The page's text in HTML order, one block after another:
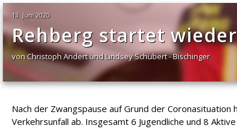
13. Juni 2020
Rehberg startet
von Christoph Andert und Lindsey Schubert - Bischinger
Nach der Zwangspause auf Grund der
Verkehrsunfall ab. Insgesamt 6 Jugendliche und 8